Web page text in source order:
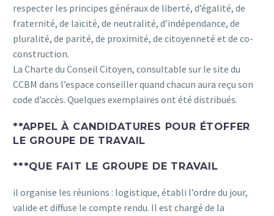
respecter les principes généraux de liberté, d’égalité, de
fraternité, de laïcité, de neutralité, d’indépendance, de
pluralité, de parité, de proximité, de citoyenneté et de co-
construction.
La Charte du Conseil Citoyen, consultable sur le site du
CCBM dans l’espace conseiller quand chacun aura reçu son
code d’accès. Quelques exemplaires ont été distribués.
**APPEL À CANDIDATURES POUR ÉTOFFER
LE GROUPE DE TRAVAIL
***QUE FAIT LE GROUPE DE TRAVAIL
il organise les réunions : logistique, établi l’ordre du jour,
valide et diffuse le compte rendu. Il est chargé de la